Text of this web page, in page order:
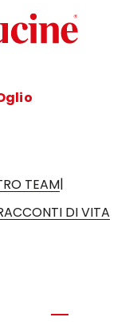
TEAM|
DI VITA